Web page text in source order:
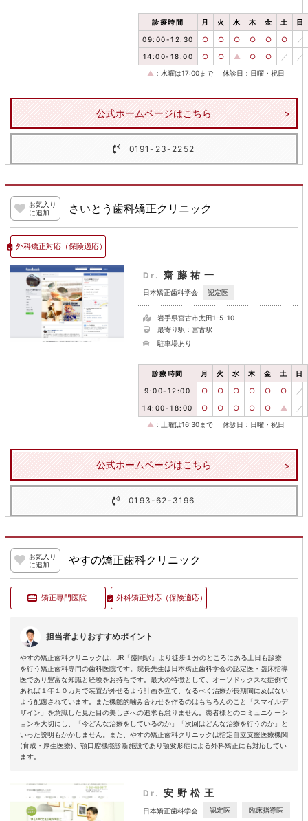
診療時間 月 火 水 木 金 土 日
09:00-12:30 ○ ○ ○ ○ ○ ○ ／
14:00-18:00 ○ ○ ▲ ○ ○ ／ ／
▲ ：水曜は17:00まで 休診日：日曜・祝日
公式ホームページはこちら
0191-23-2252
お気入り
に追加
さいとう歯科矯正クリニック
外科矯正対応（保険適応）
Dr. 齋藤祐一
日本矯正歯科学会 認定医
岩手県宮古市太田1-5-10
最寄り駅：宮古駅
駐車場あり
診療時間 月 火 水 木 金 土 日
9:00-12:00 ○ ○ ○ ○ ○ ○ ／
14:00-18:00 ○ ○ ○ ○ ○ ▲ ／
▲ ：土曜は16:30まで 休診日：日曜・祝日
公式ホームページはこちら
0193-62-3196
お気入り
に追加
やすの矯正歯科クリニック
矯正専門医院 外科矯正対応（保険適応）
担当者よりおすすめポイント
やすの矯正歯科クリニックは、JR「盛岡駅」より徒歩１分のところにある土日も診療
を行う矯正歯科専門の歯科医院です。院長先生は日本矯正歯科学会の認定医・臨床指導
医であり豊富な知識と経験をお持ちです。最大の特徴として、オーソドックスな症例で
あれば１年１０カ月で装置が外せるよう計画を立て、なるべく治療が長期間に及ばない
よう配慮されています。また機能的噛み合わせを作るのはもちろんのこと「スマイルデ
ザイン」を意識した見た目の美しさへの追求も怠りません。患者様とのコミュニケーシ
ョンを大切にし、「今どんな治療をしているのか」「次回はどんな治療を行うのか」と
いった説明もかかしません。また、やすの矯正歯科クリニックは指定自立支援医療機関
(育成・厚生医療)、顎口腔機能診断施設であり顎変形症による外科矯正にも対応してい
ます。
Dr. 安野松王
日本矯正歯科学会 認定医 臨床指導医